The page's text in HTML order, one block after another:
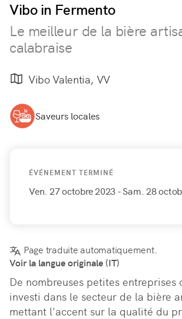
Vibo in Fermento
Le meilleur de la bière
calabraise
Vibo Valentia, VV
Saveurs locales
ÉVÉNEMENT TERMINÉ
Ven. 27 octobre 2023- Sam. 28
Page traduite automatiquement.
Voir la langue originale (IT)
De nombreuses petites entreprises
investi dans le secteur de la bière
mettant l'accent sur la qualité du